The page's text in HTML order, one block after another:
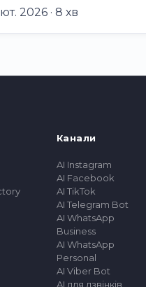
2026 · 8 хв
Канали
AI Instagram
AI Facebook
AI TikTok
AI Telegram Bot
AI WhatsApp
Business
AI WhatsApp
Personal
AI Viber Bot
AI для дзвінків